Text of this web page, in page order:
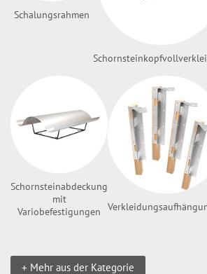
Schalungsrahmen
Schornsteinabdeckung
mit
Variobefestigungen
+ Mehr aus der Kategorie